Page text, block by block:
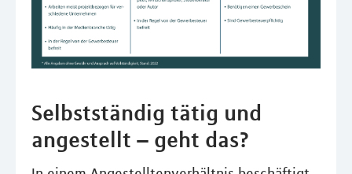
Selbstständig tätig und
angestellt – geht das?